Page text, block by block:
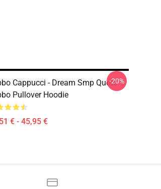
Cappucci - Dream Smp Quote
Pullover Hoodie
€ - 45,95 €
-20%